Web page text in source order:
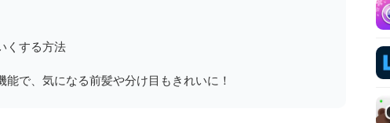
くする方法
で、気になる前髪や分け目もきれいに！